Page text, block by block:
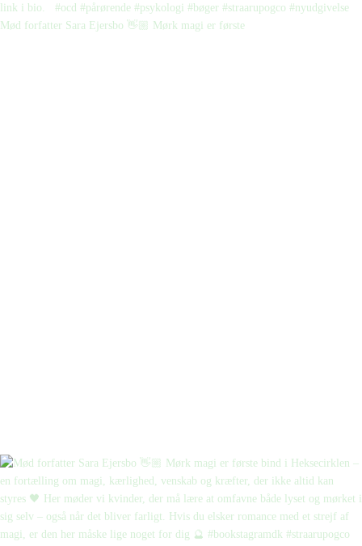
Mød forfatter Sara Ejersbo 👋🏼 Mørk magi er første